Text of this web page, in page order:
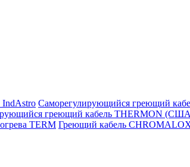
Саморегулирующийся греющий
греющий кабель THERMON
TERM Греющий кабель